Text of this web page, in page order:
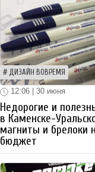
ДИЗАЙН ВОВРЕМЯ
12:06 | 30 июня
Недорогие и
в Каменске-
магниты и брелоки
бюджет